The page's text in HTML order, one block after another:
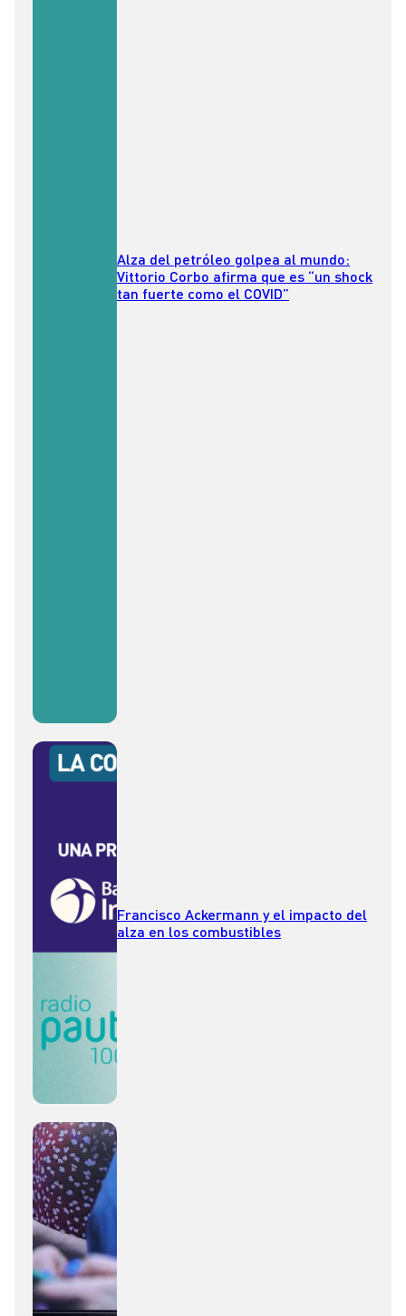
Alza del petróleo golpea al mundo:
Vittorio Corbo afirma que es “un shock
tan fuerte como el COVID”
Francisco Ackermann y el impacto del
alza en los combustibles